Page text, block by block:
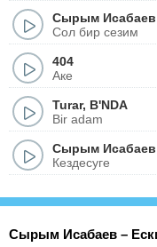
Сырым Исабаев
Сол бир сезим
404
Аке
Turar, B'NDA
Bir adam
Сырым Исабаев
Кездесуге
Сырым Исабаев –